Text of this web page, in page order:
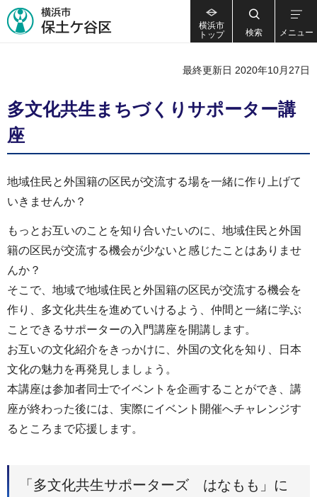
横浜市
トップ
検索 メニュー
最終更新日 2020年10月27日
多文化共生まちづくりサポーター講
座
地域住民と外国籍の区民が交流する場を一緒に作り上げて
いきませんか？
もっとお互いのことを知り合いたいのに、地域住民と外国
籍の区民が交流する機会が少ないと感じたことはありませ
んか？
そこで、地域で地域住民と外国籍の区民が交流する機会を
作り、多文化共生を進めていけるよう、仲間と一緒に学ぶ
ことできるサポーターの入門講座を開講します。
お互いの文化紹介をきっかけに、外国の文化を知り、日本
文化の魅力を再発見しましょう。
本講座は参加者同士でイベントを企画することができ、講
座が終わった後には、実際にイベント開催へチャレンジす
るところまで応援します。
「多文化共生サポーターズ はなもも」に